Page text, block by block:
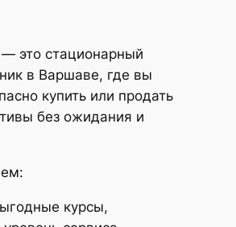
— это стационарный
в Варшаве, где вы
купить или продать
без ожидания и
курсы,